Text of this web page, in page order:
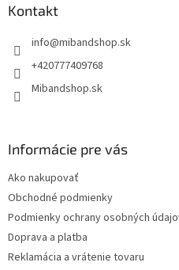
Kontakt
info@mibandshop.sk
+420777409768
Mibandshop.sk
Informácie pre vás
Ako nakupovať
Obchodné podmienky
Podmienky ochrany osobných
Doprava a platba
Reklamácia a vrátenie tovaru